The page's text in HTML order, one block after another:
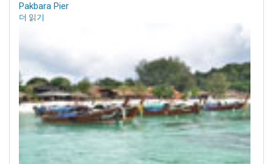
Pakbara Pier
더 읽기